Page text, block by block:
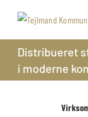
content
Distribueret
i moderne